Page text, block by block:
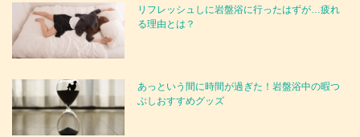
リフレッシュしに岩盤浴に行ったはずが…疲れ
る理由とは？
あっという間に時間が過ぎた！岩盤浴中の暇つ
ぶしおすすめグッズ